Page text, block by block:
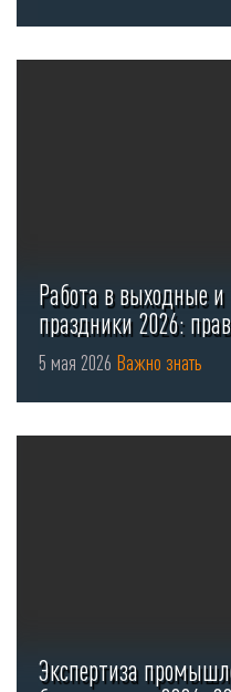
Работа в выходные и
праздники 2026:
оформления ...
5 мая 2026 Важно знать
Экспертиза